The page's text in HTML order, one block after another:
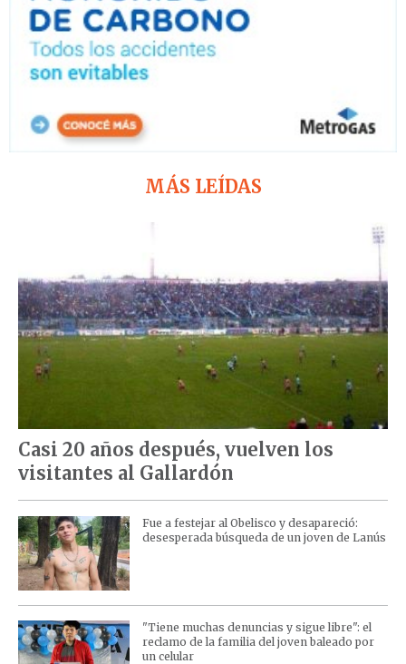
MÁS LEÍDAS
Casi 20 años después, vuelven los
visitantes al Gallardón
Fue a festejar al Obelisco y desapareció:
desesperada búsqueda de un joven de Lanús
"Tiene muchas denuncias y sigue libre": el
reclamo de la familia del joven baleado por
un celular